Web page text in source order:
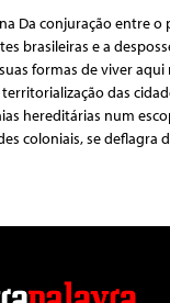
Da conjuração entre o
brasileiras e a
formas de viver aqui
das
hereditárias num
coloniais, se deflagra